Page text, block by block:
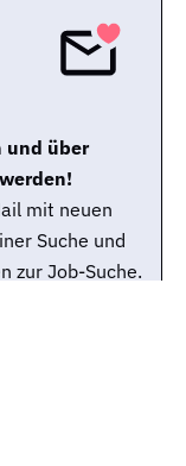
und über
mit neuen
Suche und
zur Job-Suche.